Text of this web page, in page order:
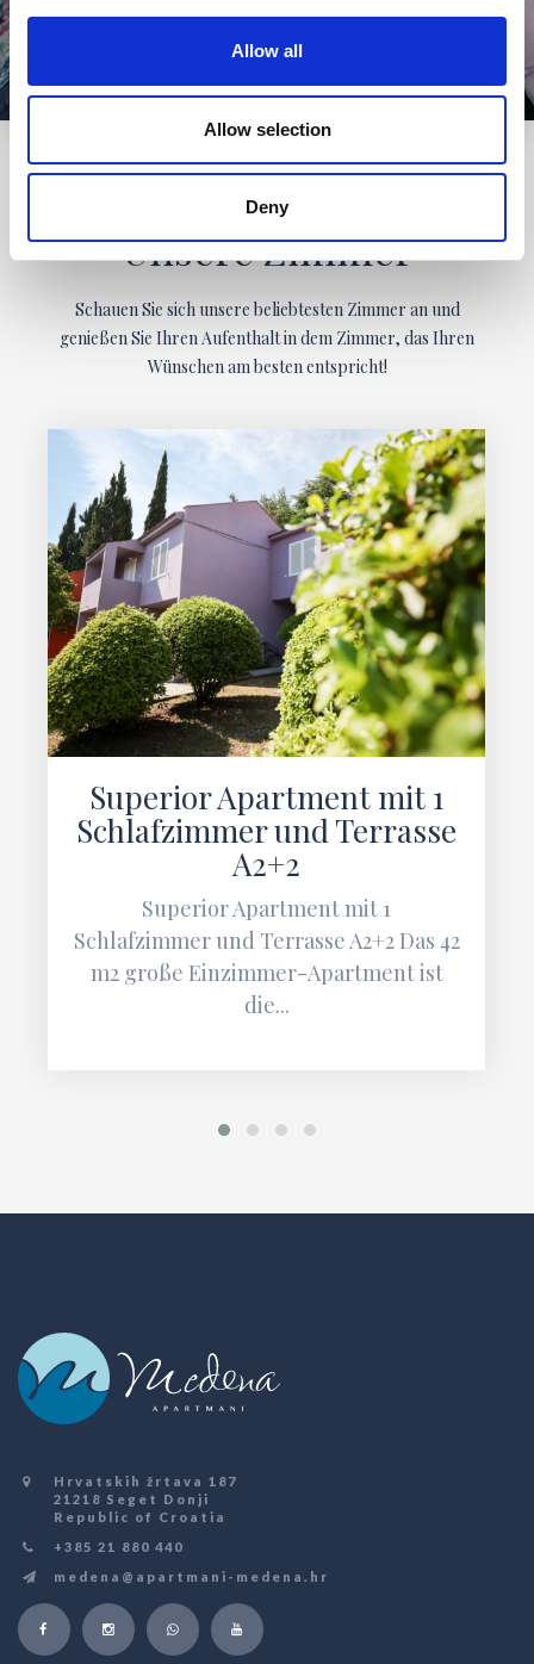
Allow all
Allow selection
Deny
Unsere Zimmer
Schauen Sie sich unsere beliebtesten Zimmer an und
genießen Sie Ihren Aufenthalt in dem Zimmer, das Ihren
Wünschen am besten entspricht!
Superior Apartment mit 1
Schlafzimmer und Terrasse
A2+2
Superior Apartment mit 1
Schlafzimmer und Terrasse A2+2 Das 42
m2 große Einzimmer-Apartment ist
die...
Hrvatskih žrtava 187
21218 Seget Donji
Republic of Croatia
+385 21 880 440
medena@apartmani-medena.hr